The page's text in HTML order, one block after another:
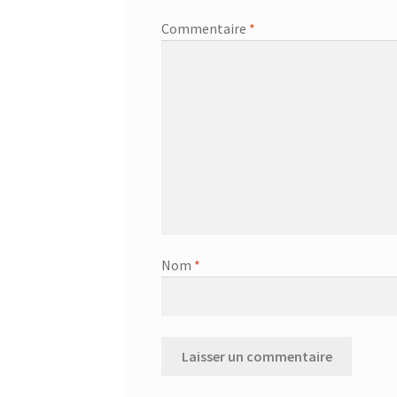
Commentaire *
Nom *